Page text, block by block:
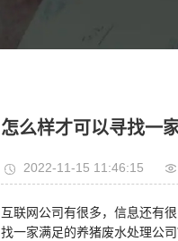
怎么样才可以寻找一
2022-11-15 11:46:15
互联网公司有很多，信息还有
找一家满足的养猪废水处理公